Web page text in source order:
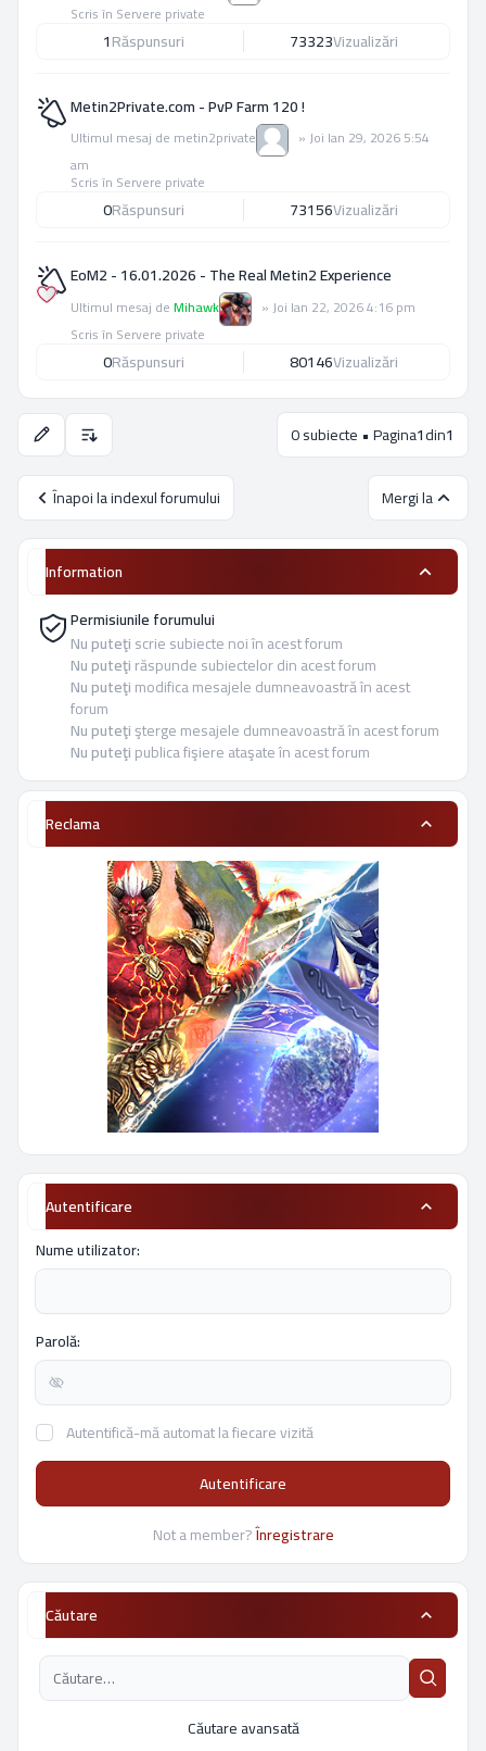
Scris în Servere private
1Răspunsuri 73323Vizualizări
Metin2Private.com - PvP Farm 120 !
Ultimul mesaj de metin2private » Joi Ian 29, 2026 5:54
am
Scris în Servere private
0Răspunsuri 73156Vizualizări
EoM2 - 16.01.2026 - The Real Metin2 Experience
Ultimul mesaj deMihawk » Joi Ian 22, 2026 4:16 pm
Scris în Servere private
0Răspunsuri 80146Vizualizări
Opţiuni de sortare şi afişare. 0 subiecte • Pagina1din1
Înapoi la indexul forumului Mergi la
Information
Permisiunile forumului
Nu puteţiscrie subiecte noi în acest forum
Nu puteţirăspunde subiectelor din acest forum
Nu puteţimodifica mesajele dumneavoastră în acest
forum
Nu puteţişterge mesajele dumneavoastră în acest forum
Nu puteţipublica fişiere ataşate în acest forum
Reclama
Autentificare
Nume utilizator:
Parolă:
Autentifică-mă automat la fiecare vizită
Autentificare
Not a member?Înregistrare
Căutare
Căutare avansată